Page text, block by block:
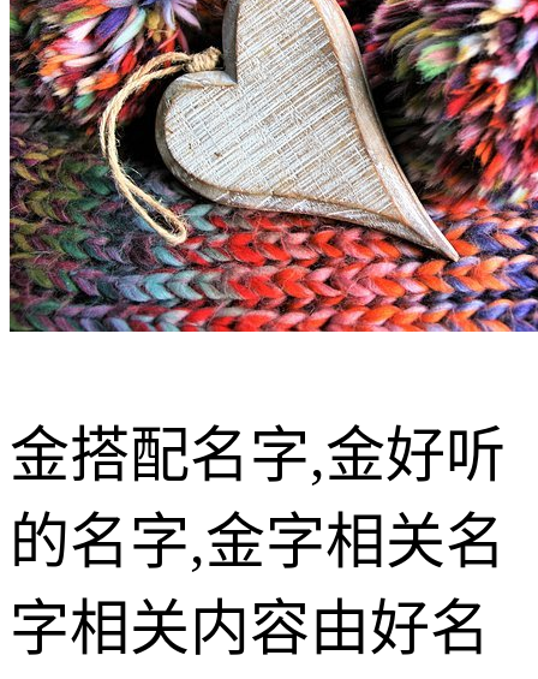
金搭配名字,金好听
的名字,金字相关名
字相关内容由好名